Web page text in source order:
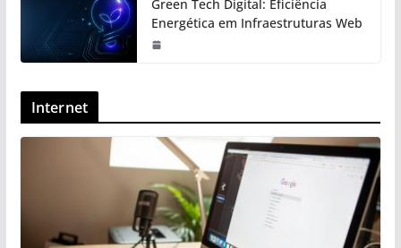
Green Tech Digital: Eficiência
Energética em Infraestruturas Web
Internet